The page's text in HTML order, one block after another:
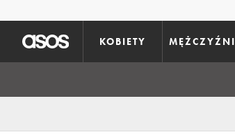
KOBIETY MĘŻCZYŹNI